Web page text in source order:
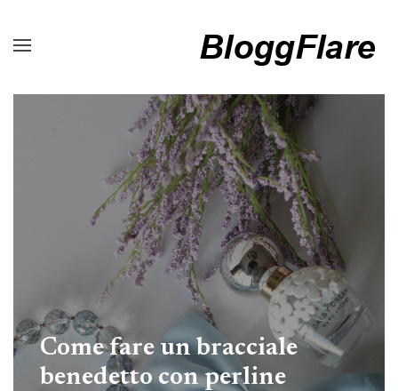
Come fare un bracciale
benedetto con perline